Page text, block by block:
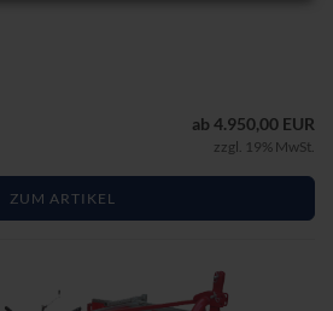
ab 4.950,00 EUR
zzgl. 19% MwSt.
ZUM ARTIKEL